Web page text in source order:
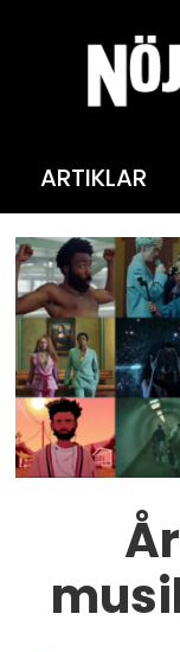
ARTIKLAR